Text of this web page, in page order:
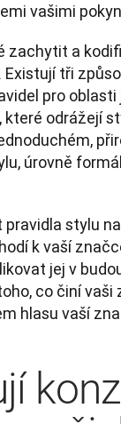
vašimi
zachytit a
tři
pro
odrážejí
úrovně
stylu
k vaší
jej v
co činí
hlasu vaší